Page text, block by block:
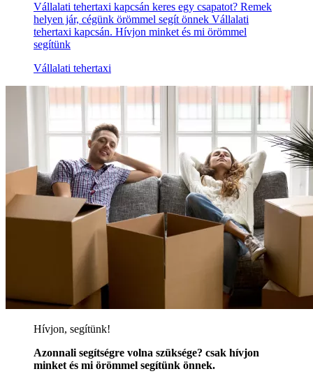
Vállalati tehertaxi kapcsán keres egy csapatot? Remek
helyen jár, cégünk örömmel segít önnek Vállalati
tehertaxi kapcsán. Hívjon minket és mi örömmel
segítünk
Vállalati tehertaxi
Hívjon, segítünk!
Azonnali segítségre volna szüksége? csak hívjon
minket és mi örömmel segítünk önnek.